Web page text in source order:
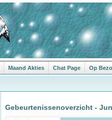
Maand Akties Chat Page Op
Gebeurtenissenoverzicht -